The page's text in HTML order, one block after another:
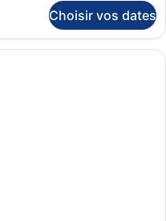
Choisir vos dates